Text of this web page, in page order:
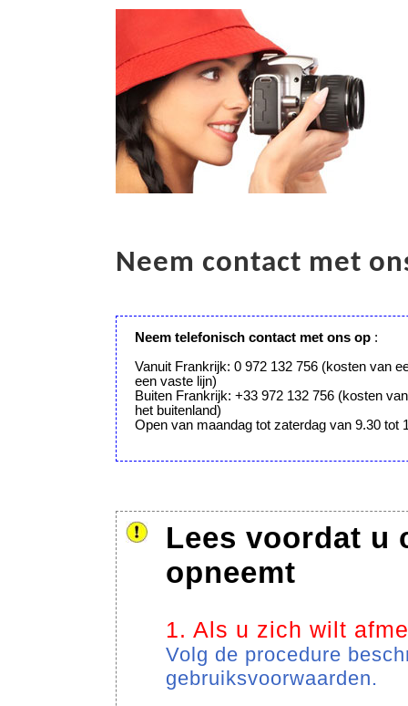
Neem contact met
Neem telefonisch contact met ons op :
Vanuit Frankrijk: 0 972 132 756 (kosten van
een vaste lijn)
Buiten Frankrijk: +33 972 132 756 (kosten
het buitenland)
Open van maandag tot zaterdag van 9.30 tot
Lees voordat u
opneemt
1. Als u zich wilt
Volg de procedure
gebruiksvoorwaarden.